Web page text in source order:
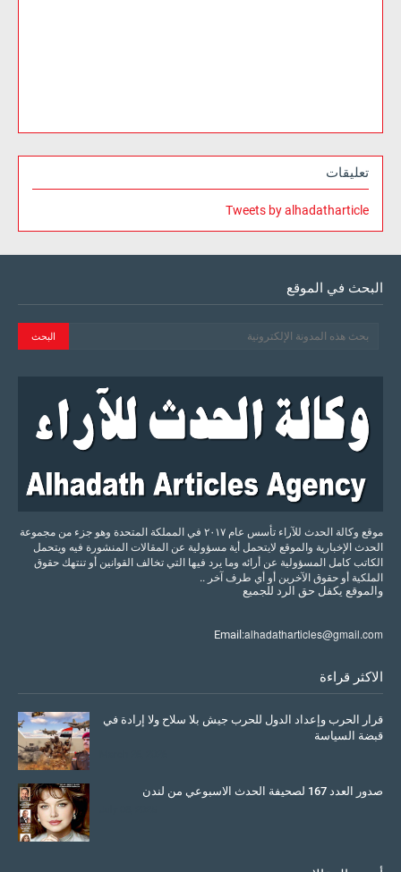
تعليقات
Tweets by alhadatharticle
البحث في الموقع
موقع وكالة الحدث للآراء تأسس عام ٢٠١٧ في المملكة المتحدة وهو جزء من مجموعة
الحدث الإخبارية والموقع لايتحمل أية مسؤولية عن المقالات المنشورة فيه ويتحمل
الكاتب كامل المسؤولية عن أرائه وما يرد فيها التي تخالف القوانين أو تنتهك حقوق
الملكية أو حقوق الآخرين أو أي طرف آخر ..
والموقع يكفل حق الرد للجميع
Email:alhadatharticles@gmail.com
الاكثر قراءة
قرار الحرب وإعداد الدول للحرب جيش بلا سلاح ولا إرادة في
قبضة السياسة
صدور العدد 167 لصحيفة الحدث الاسبوعي من لندن